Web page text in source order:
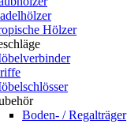
Hölzer
Boden- / Regalträger